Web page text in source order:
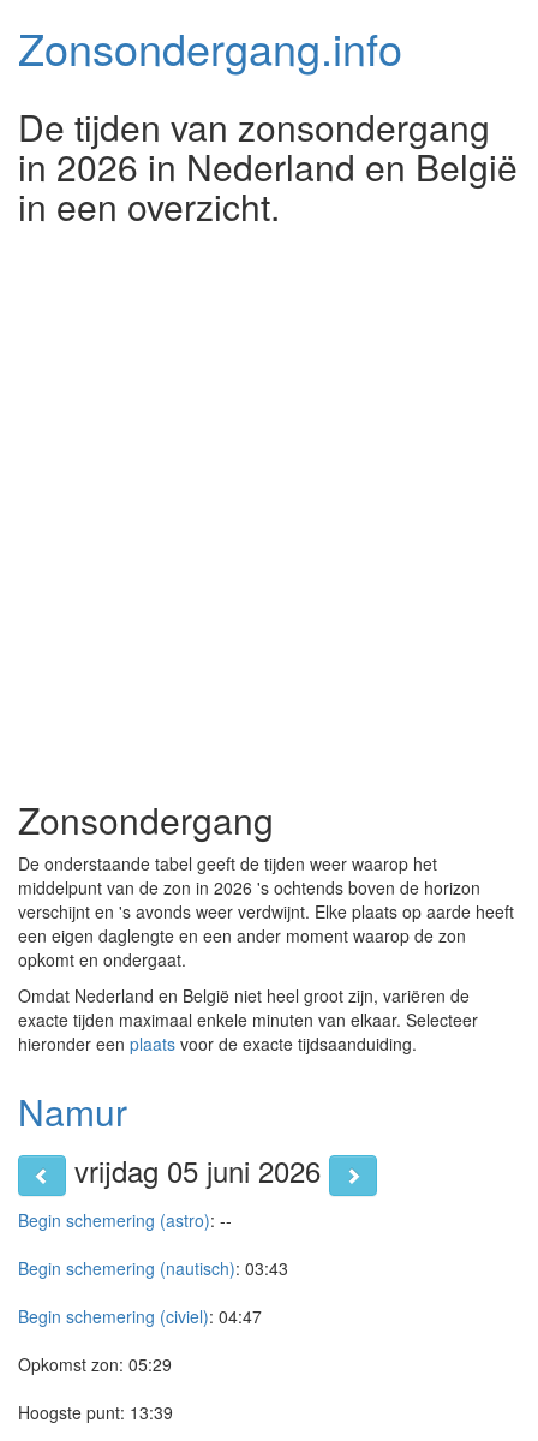
Zonsondergang.info
De tijden van zonsondergang
in 2026 in Nederland en België
in een overzicht.
Zonsondergang
De onderstaande tabel geeft de tijden weer waarop het
middelpunt van de zon in 2026 's ochtends boven de horizon
verschijnt en 's avonds weer verdwijnt. Elke plaats op aarde heeft
een eigen daglengte en een ander moment waarop de zon
opkomt en ondergaat.
Omdat Nederland en België niet heel groot zijn, variëren de
exacte tijden maximaal enkele minuten van elkaar. Selecteer
hieronder een plaats voor de exacte tijdsaanduiding.
Namur
vrijdag 05 juni 2026
Begin schemering (astro): --
Begin schemering (nautisch): 03:43
Begin schemering (civiel): 04:47
Opkomst zon: 05:29
Hoogste punt: 13:39